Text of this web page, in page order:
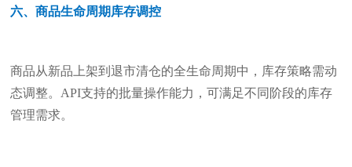
六、商品生命周期库存调控
商品从新品上架到退市清仓的全生命周期中，库存策略需动
态调整。API支持的批量操作能力，可满足不同阶段的库存
管理需求。